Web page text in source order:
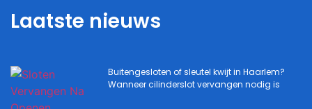
Laatste nieuws
Buitengesloten of sleutel kwijt in Haarlem?
Wanneer cilinderslot vervangen nodig is